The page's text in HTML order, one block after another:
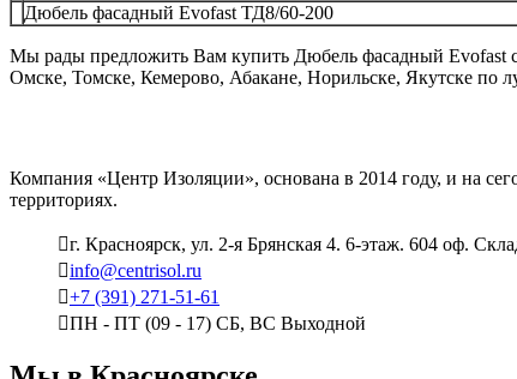
Дюбель фасадный Evofast ТД8/60-200
Мы рады предложить Вам купить Дюбель фасадный Evofast
Омске, Томске, Кемерово, Абакане, Норильске, Якутске по
Компания «Центр Изоляции», основана в 2014 году, и на
территориях.
г. Красноярск, ул. 2-я Брянская 4. 6-этаж. 604 оф.
info@centrisol.ru
+7 (391) 271-51-61
ПН - ПТ (09 - 17) СБ, ВС Выходной